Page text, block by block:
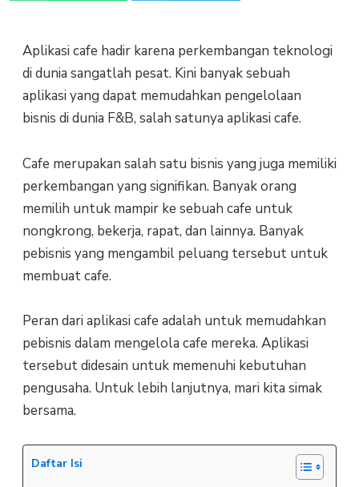
Aplikasi cafe hadir karena perkembangan teknologi
di dunia sangatlah pesat. Kini banyak sebuah
aplikasi yang dapat memudahkan pengelolaan
bisnis di dunia F&B, salah satunya aplikasi cafe.
Cafe merupakan salah satu bisnis yang juga memiliki
perkembangan yang signifikan. Banyak orang
memilih untuk mampir ke sebuah cafe untuk
nongkrong, bekerja, rapat, dan lainnya. Banyak
pebisnis yang mengambil peluang tersebut untuk
membuat cafe.
Peran dari aplikasi cafe adalah untuk memudahkan
pebisnis dalam mengelola cafe mereka. Aplikasi
tersebut didesain untuk memenuhi kebutuhan
pengusaha. Untuk lebih lanjutnya, mari kita simak
bersama.
Daftar Isi